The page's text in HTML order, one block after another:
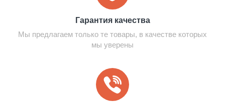
Гарантия качества
Мы предлагаем только те товары, в качестве которых
мы уверены